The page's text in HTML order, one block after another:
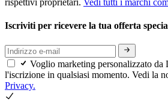
Iscriviti per ricevere la tua offerta
Voglio marketing personalizzato da
l'iscrizione in qualsiasi momento. Vedi la
Privacy.